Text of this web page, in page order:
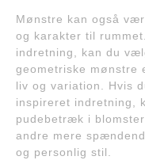
Mønstre kan også
og karakter til
indretning, kan du
geometriske
liv og variation. Hvis
inspireret indretning,
pudebetræk i
andre mere
og personlig stil.